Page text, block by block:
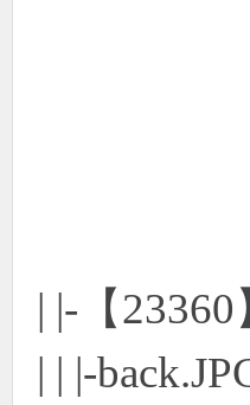
| |-【
| | |-